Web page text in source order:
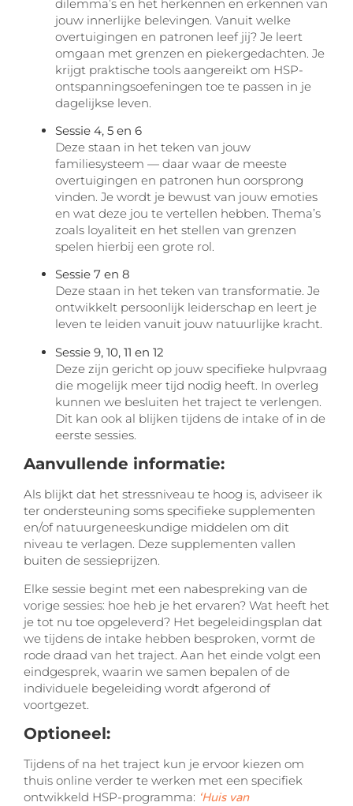
dilemma’s en het herkennen en erkennen van
jouw innerlijke belevingen. Vanuit welke
overtuigingen en patronen leef jij? Je leert
omgaan met grenzen en piekergedachten. Je
krijgt praktische tools aangereikt om HSP-
ontspanningsoefeningen toe te passen in je
dagelijkse leven.
Sessie 4, 5 en 6
Deze staan in het teken van jouw
familiesysteem — daar waar de meeste
overtuigingen en patronen hun oorsprong
vinden. Je wordt je bewust van jouw emoties
en wat deze jou te vertellen hebben. Thema’s
zoals loyaliteit en het stellen van grenzen
spelen hierbij een grote rol.
Sessie 7 en 8
Deze staan in het teken van transformatie. Je
ontwikkelt persoonlijk leiderschap en leert je
leven te leiden vanuit jouw natuurlijke kracht.
Sessie 9, 10, 11 en 12
Deze zijn gericht op jouw specifieke hulpvraag
die mogelijk meer tijd nodig heeft. In overleg
kunnen we besluiten het traject te verlengen.
Dit kan ook al blijken tijdens de intake of in de
eerste sessies.
Aanvullende informatie:
Als blijkt dat het stressniveau te hoog is, adviseer ik
ter ondersteuning soms specifieke supplementen
en/of natuurgeneeskundige middelen om dit
niveau te verlagen. Deze supplementen vallen
buiten de sessieprijzen.
Elke sessie begint met een nabespreking van de
vorige sessies: hoe heb je het ervaren? Wat heeft het
je tot nu toe opgeleverd? Het begeleidingsplan dat
we tijdens de intake hebben besproken, vormt de
rode draad van het traject. Aan het einde volgt een
eindgesprek, waarin we samen bepalen of de
individuele begeleiding wordt afgerond of
voortgezet.
Optioneel:
Tijdens of na het traject kun je ervoor kiezen om
thuis online verder te werken met een specifiek
ontwikkeld HSP-programma: ‘Huis van